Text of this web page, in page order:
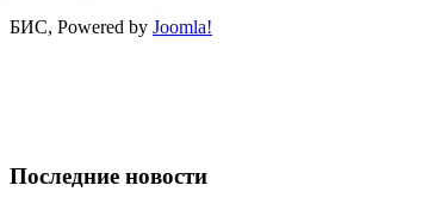
БИС, Powered by Joomla!
Последние новости